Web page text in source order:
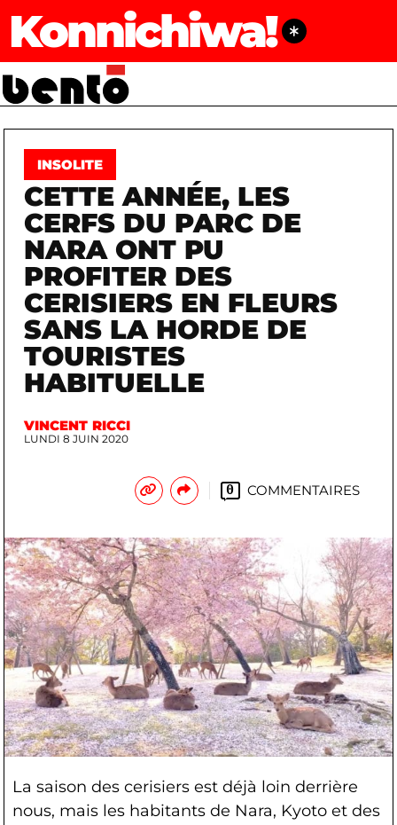
Konnichiwa!
INSOLITE
CETTE ANNÉE, LES
CERFS DU PARC DE
NARA ONT PU
PROFITER DES
CERISIERS EN FLEURS
SANS LA HORDE DE
TOURISTES
HABITUELLE
VINCENT RICCI
LUNDI 8 JUIN 2020
0 COMMENTAIRES
La saison des cerisiers est déjà loin derrière
nous, mais les habitants de Nara, Kyoto et des